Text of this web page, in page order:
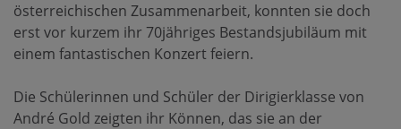
österreichischen Zusammenarbeit, konnten sie doch
erst vor kurzem ihr 70jähriges Bestandsjubiläum mit
einem fantastischen Konzert feiern.
Die Schülerinnen und Schüler der Dirigierklasse von
André Gold zeigten ihr Können, das sie an der